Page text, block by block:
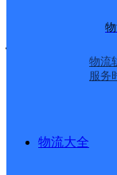
物流
服务
物流大全
快递隔
派送
商洛